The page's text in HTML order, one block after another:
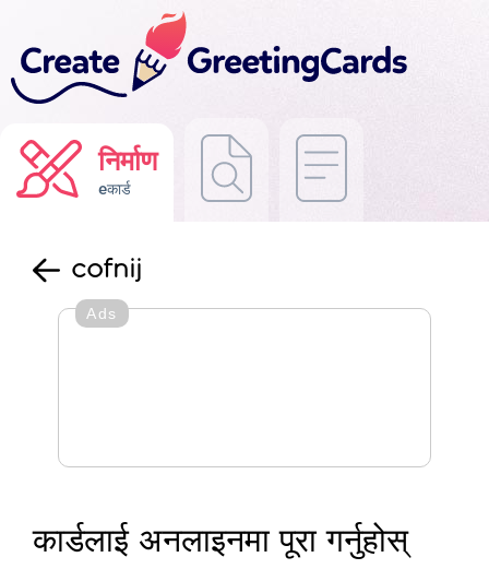
निर्माण
eकार्ड
cofnij
Ads
कार्डलाई अनलाइनमा पूरा गर्नुहोस्